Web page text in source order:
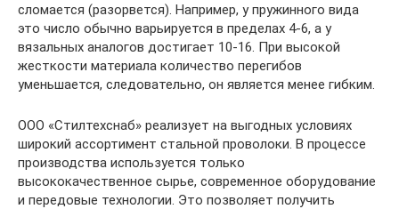
сломается (разорвется). Например, у пружинного вида
это число обычно варьируется в пределах 4-6, а у
вязальных аналогов достигает 10-16. При высокой
жесткости материала количество перегибов
уменьшается, следовательно, он является менее гибким.
ООО «Стилтехснаб» реализует на выгодных условиях
широкий ассортимент стальной проволоки. В процессе
производства используется только
высококачественное сырье, современное оборудование
и передовые технологии. Это позволяет получить